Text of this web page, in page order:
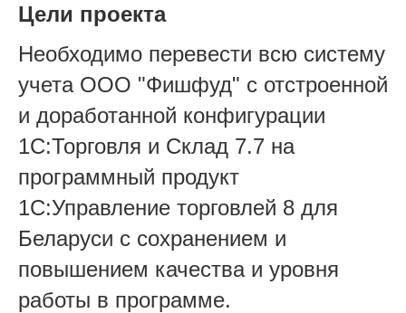
Цели проекта
Необходимо перевести всю систему
учета ООО "Фишфуд" с отстроенной
и доработанной конфигурации
1С:Торговля и Склад 7.7 на
программный продукт
1С:Управление торговлей 8 для
Беларуси с сохранением и
повышением качества и уровня
работы в программе.